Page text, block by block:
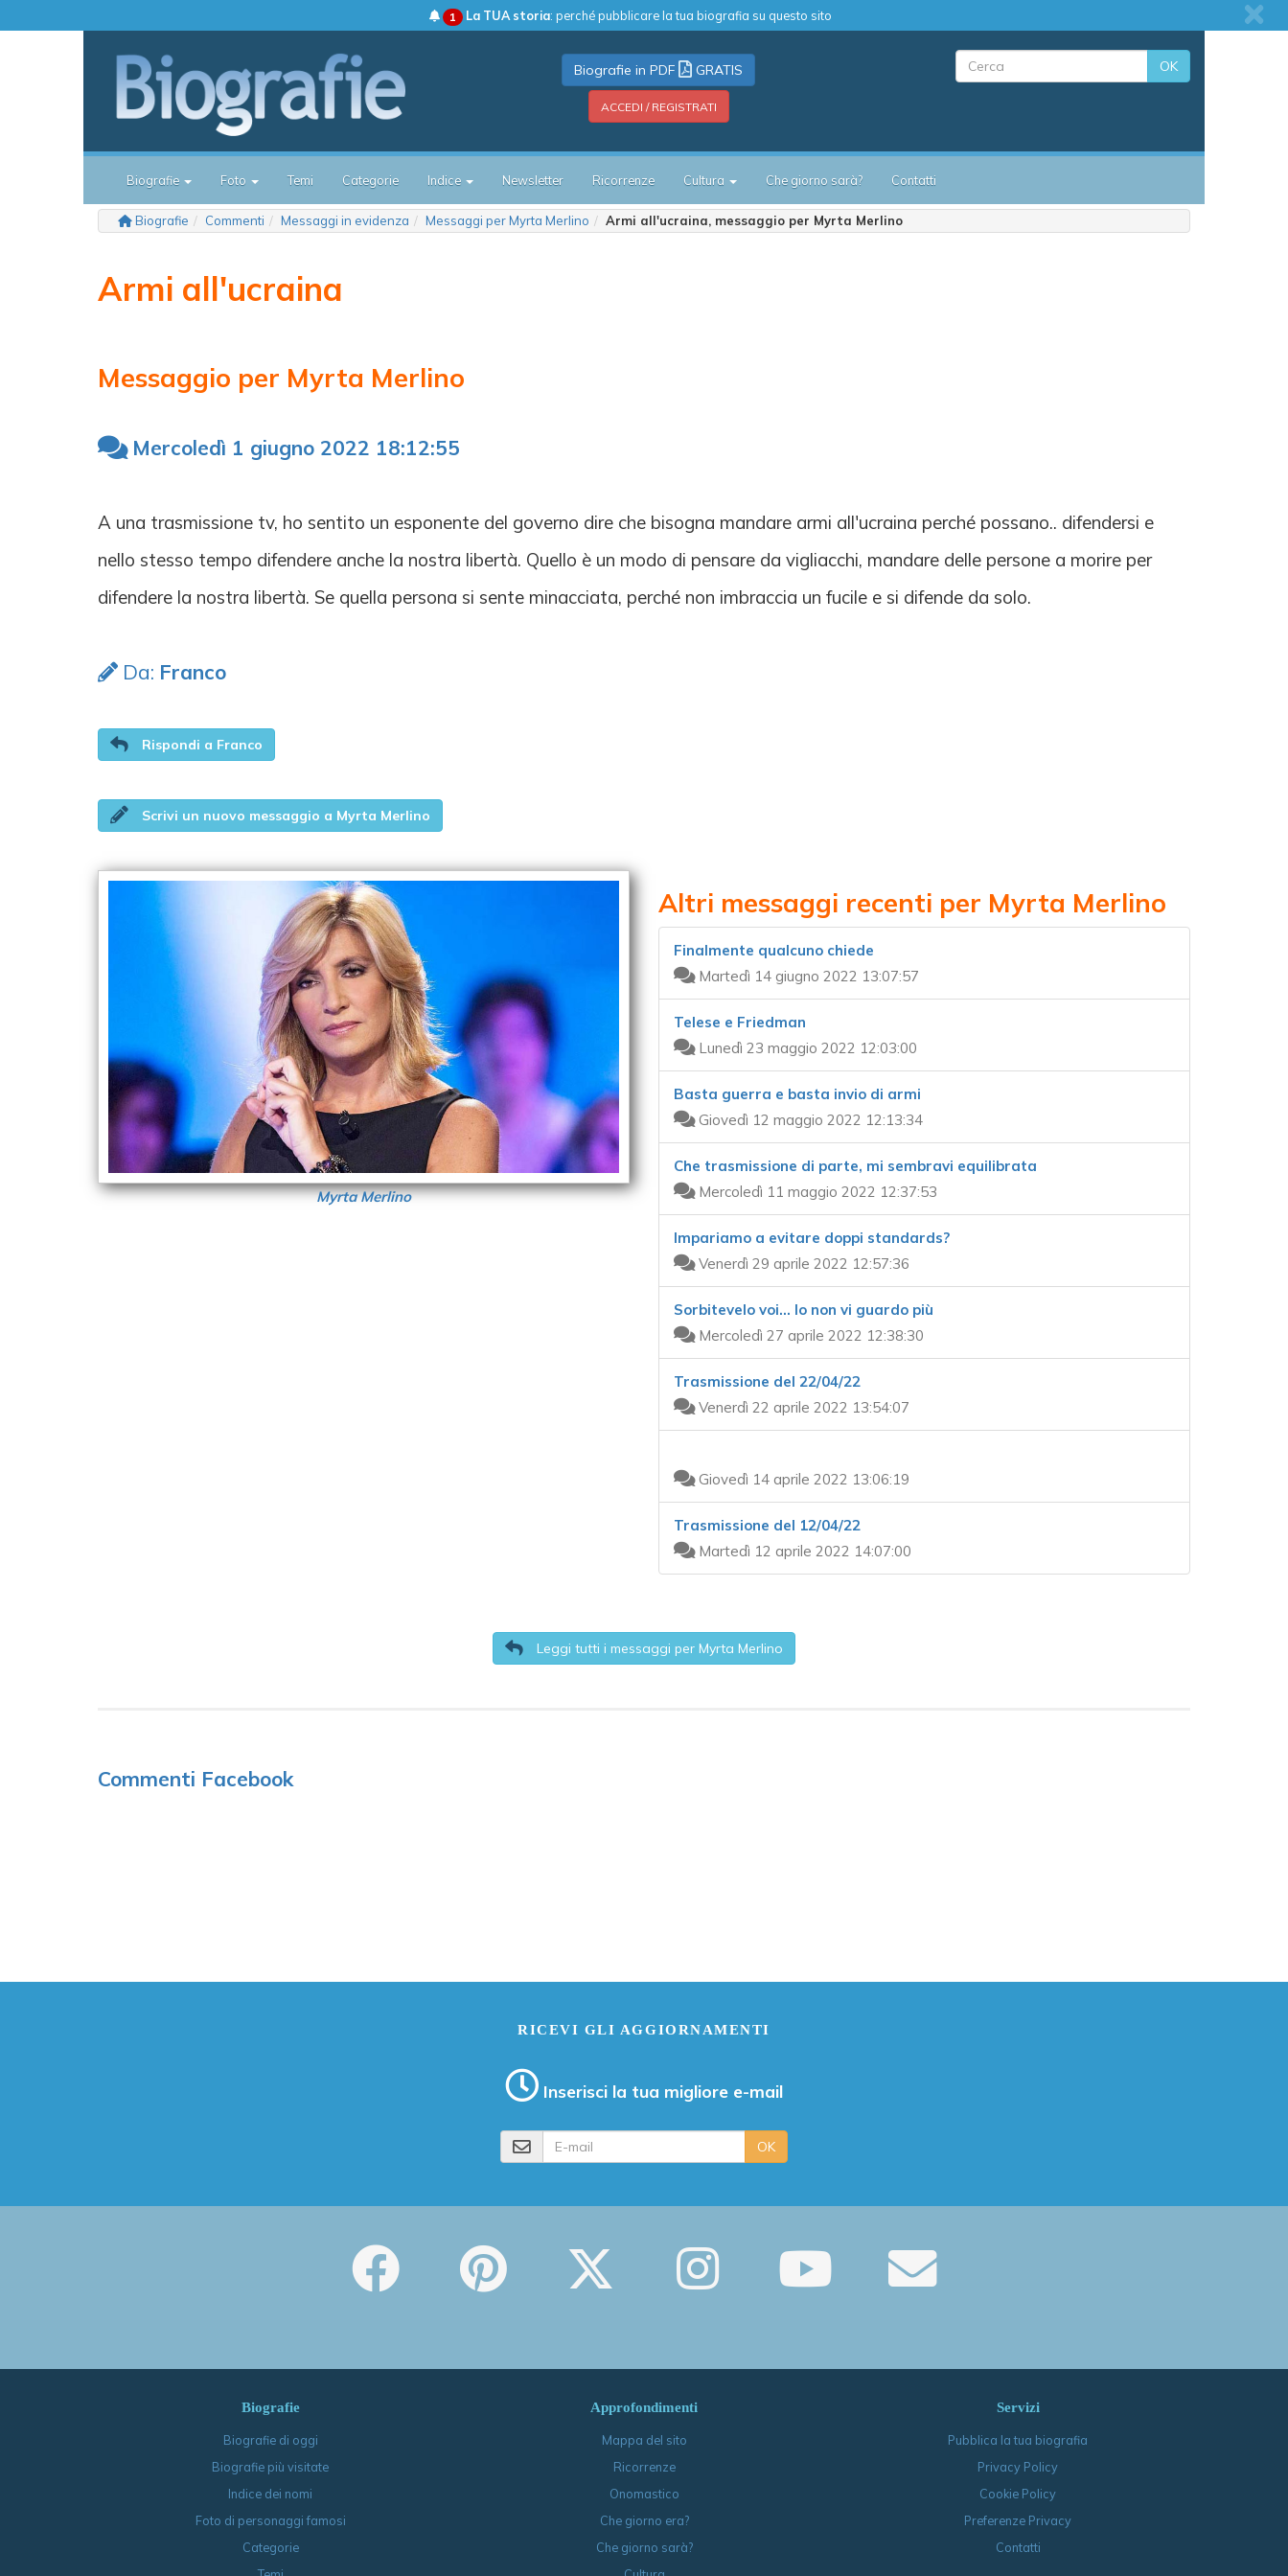
1 La TUA storia: perché pubblicare la tua biografia su questo sito
Biografie in PDF GRATIS
ACCEDI / REGISTRATI
OK
Biografie Foto Temi Categorie Indice Newsletter Ricorrenze Cultura Che giorno sarà? Contatti
Biografie Commenti Messaggi in evidenza Messaggi per Myrta Merlino Armi all'ucraina, messaggio per Myrta Merlino
Armi all'ucraina
Messaggio per Myrta Merlino
Mercoledì 1 giugno 2022 18:12:55
A una trasmissione tv, ho sentito un esponente del governo dire che bisogna mandare armi all'ucraina perché possano.. difendersi e
nello stesso tempo difendere anche la nostra libertà. Quello è un modo di pensare da vigliacchi, mandare delle persone a morire per
difendere la nostra libertà. Se quella persona si sente minacciata, perché non imbraccia un fucile e si difende da solo.
Da: Franco
Rispondi a Franco
Scrivi un nuovo messaggio a Myrta Merlino
Myrta Merlino
Altri messaggi recenti per Myrta Merlino
Finalmente qualcuno chiede
Martedì 14 giugno 2022 13:07:57
Telese e Friedman
Lunedì 23 maggio 2022 12:03:00
Basta guerra e basta invio di armi
Giovedì 12 maggio 2022 12:13:34
Che trasmissione di parte, mi sembravi equilibrata
Mercoledì 11 maggio 2022 12:37:53
Impariamo a evitare doppi standards?
Venerdì 29 aprile 2022 12:57:36
Sorbitevelo voi... Io non vi guardo più
Mercoledì 27 aprile 2022 12:38:30
Trasmissione del 22/04/22
Venerdì 22 aprile 2022 13:54:07
Giovedì 14 aprile 2022 13:06:19
Trasmissione del 12/04/22
Martedì 12 aprile 2022 14:07:00
Leggi tutti i messaggi per Myrta Merlino
Commenti Facebook
RICEVI GLI AGGIORNAMENTI
Inserisci la tua migliore e-mail
OK
Biografie
Biografie di oggi
Biografie più visitate
Indice dei nomi
Foto di personaggi famosi
Categorie
Approfondimenti
Mappa del sito
Ricorrenze
Onomastico
Che giorno era?
Che giorno sarà?
Servizi
Pubblica la tua biografia
Privacy Policy
Cookie Policy
Preferenze Privacy
Contatti